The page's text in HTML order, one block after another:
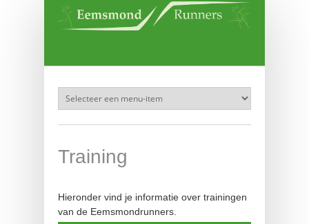
Overslaan en naar de inhoud gaan
Training
Hieronder vind je informatie over trainingen
van de Eemsmondrunners.